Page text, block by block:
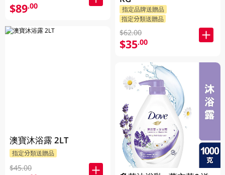
$89.00
澳寶沐浴露 2LT
指定分類送贈品
$45.00
指定品牌送贈品
指定分類送贈品
$62.00
$35.00